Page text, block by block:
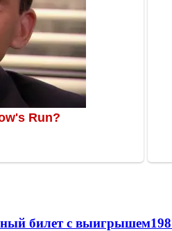
билет с выигрышем